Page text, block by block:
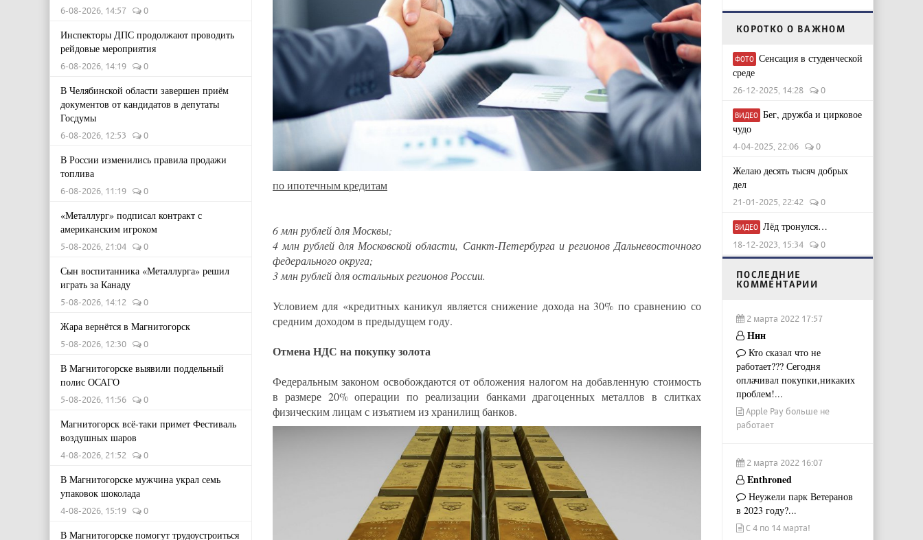
6-08-2026, 14:57 0
Инспекторы ДПС продолжают проводить
рейдовые мероприятия
6-08-2026, 14:19 0
В Челябинской области завершен приём
документов от кандидатов в депутаты
Госдумы
6-08-2026, 12:53 0
В России изменились правила продажи
топлива
6-08-2026, 11:19 0
«Металлург» подписал контракт с
американским игроком
5-08-2026, 21:04 0
Сын воспитанника «Металлурга» решил
играть за Канаду
5-08-2026, 14:12 0
Жара вернётся в Магнитогорск
5-08-2026, 12:30 0
В Магнитогорске выявили поддельный
полис ОСАГО
5-08-2026, 11:56 0
Магнитогорск всё-таки примет Фестиваль
воздушных шаров
4-08-2026, 21:52 0
В Магнитогорске мужчина украл семь
упаковок шоколада
4-08-2026, 15:19 0
В Магнитогорске помогут трудоустроиться
по ипотечным кредитам
6 млн рублей для Москвы;
4 млн рублей для Московской области, Санкт-Петербурга и регионов Дальневосточного
федерального округа;
3 млн рублей для остальных регионов России.
Условием для «кредитных каникул является снижение дохода на 30% по сравнению со
средним доходом в предыдущем году.
Отмена НДС на покупку золота
Федеральным законом освобождаются от обложения налогом на добавленную стоимость
в размере 20% операции по реализации банками драгоценных металлов в слитках
физическим лицам с изъятием из хранилищ банков.
КОРОТКО О ВАЖНОМ
ФОТО Сенсация в студенческой
среде
26-12-2025, 14:28 0
ВИДЕО Бег, дружба и цирковое
чудо
4-04-2025, 22:06 0
Желаю десять тысяч добрых
дел
21-01-2025, 22:42 0
ВИДЕО Лёд тронулся…
18-12-2023, 15:34 0
ПОСЛЕДНИЕ
КОММЕНТАРИИ
2 марта 2022 17:57
Ннн
Кто сказал что не
работает??? Сегодня
оплачивал покупки,никаких
проблем!...
Apple Pay больше не
работает
2 марта 2022 16:07
Enthroned
Неужели парк Ветеранов
в 2023 году?...
С 4 по 14 марта!